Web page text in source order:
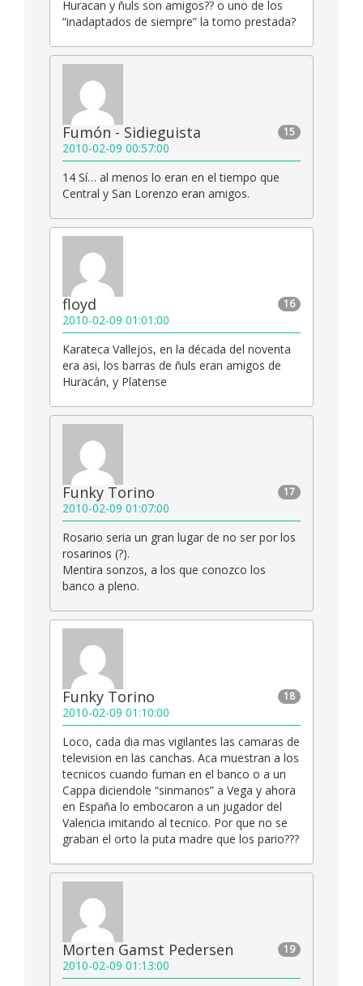
Huracan y ñuls son amigos?? o uno de los
“inadaptados de siempre” la tomo prestada?
15
Fumón - Sidieguista
2010-02-09 00:57:00
14 Sí… al menos lo eran en el tiempo que
Central y San Lorenzo eran amigos.
16
floyd
2010-02-09 01:01:00
Karateca Vallejos, en la década del noventa
era asi, los barras de ñuls eran amigos de
Huracán, y Platense
17
Funky Torino
2010-02-09 01:07:00
Rosario seria un gran lugar de no ser por los
rosarinos (?).
Mentira sonzos, a los que conozco los
banco a pleno.
18
Funky Torino
2010-02-09 01:10:00
Loco, cada dia mas vigilantes las camaras de
television en las canchas. Aca muestran a los
tecnicos cuando fuman en el banco o a un
Cappa diciendole “sinmanos” a Vega y ahora
en España lo embocaron a un jugador del
Valencia imitando al tecnico. Por que no se
graban el orto la puta madre que los pario???
19
Morten Gamst Pedersen
2010-02-09 01:13:00